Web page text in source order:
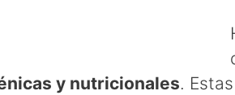
y nutricionales.